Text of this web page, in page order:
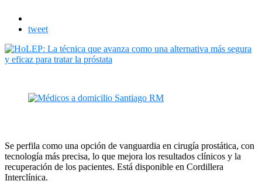
tweet
Se perfila como una opción de vanguardia en cirugía prostática, con
tecnología más precisa, lo que mejora los resultados clínicos y la
recuperación de los pacientes. Está disponible en Cordillera
Interclínica.